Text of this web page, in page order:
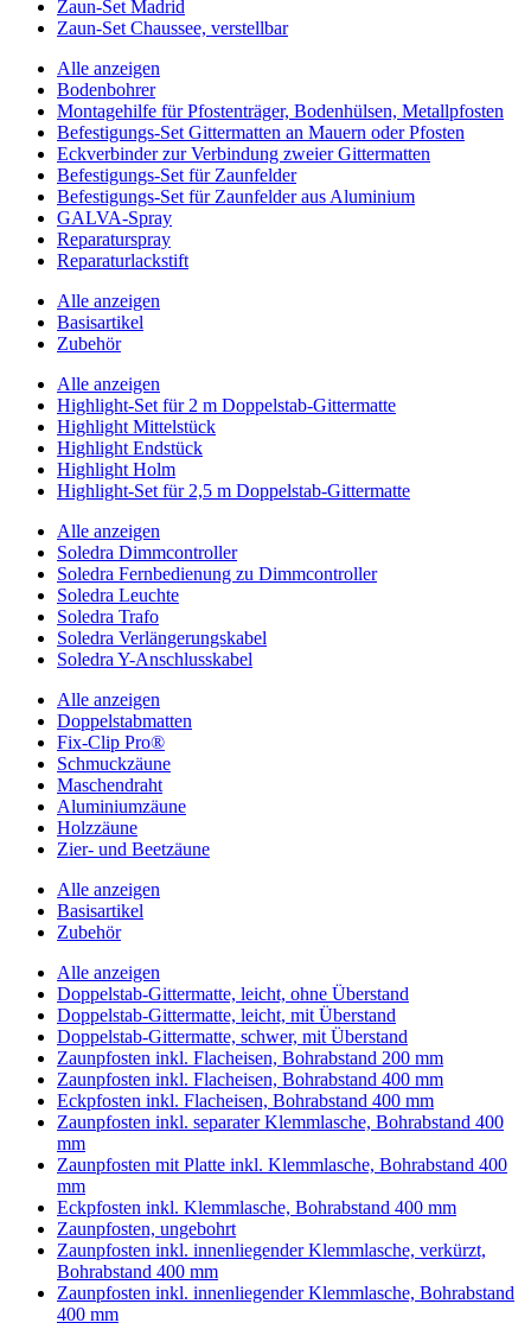
Zaun-Set Madrid
Zaun-Set Chaussee, verstellbar
Alle anzeigen
Bodenbohrer
Montagehilfe für Pfostenträger, Bodenhülsen, Metallpfosten
Befestigungs-Set Gittermatten an Mauern oder Pfosten
Eckverbinder zur Verbindung zweier Gittermatten
Befestigungs-Set für Zaunfelder
Befestigungs-Set für Zaunfelder aus Aluminium
GALVA-Spray
Reparaturspray
Reparaturlackstift
Alle anzeigen
Basisartikel
Zubehör
Alle anzeigen
Highlight-Set für 2 m Doppelstab-Gittermatte
Highlight Mittelstück
Highlight Endstück
Highlight Holm
Highlight-Set für 2,5 m Doppelstab-Gittermatte
Alle anzeigen
Soledra Dimmcontroller
Soledra Fernbedienung zu Dimmcontroller
Soledra Leuchte
Soledra Trafo
Soledra Verlängerungskabel
Soledra Y-Anschlusskabel
Alle anzeigen
Doppelstabmatten
Fix-Clip Pro®
Schmuckzäune
Maschendraht
Aluminiumzäune
Holzzäune
Zier- und Beetzäune
Alle anzeigen
Basisartikel
Zubehör
Alle anzeigen
Doppelstab-Gittermatte, leicht, ohne Überstand
Doppelstab-Gittermatte, leicht, mit Überstand
Doppelstab-Gittermatte, schwer, mit Überstand
Zaunpfosten inkl. Flacheisen, Bohrabstand 200 mm
Zaunpfosten inkl. Flacheisen, Bohrabstand 400 mm
Eckpfosten inkl. Flacheisen, Bohrabstand 400 mm
Zaunpfosten inkl. separater Klemmlasche, Bohrabstand 400
mm
Zaunpfosten mit Platte inkl. Klemmlasche, Bohrabstand 400
mm
Eckpfosten inkl. Klemmlasche, Bohrabstand 400 mm
Zaunpfosten, ungebohrt
Zaunpfosten inkl. innenliegender Klemmlasche, verkürzt,
Bohrabstand 400 mm
Zaunpfosten inkl. innenliegender Klemmlasche, Bohrabstand
400 mm